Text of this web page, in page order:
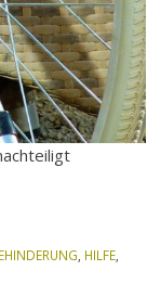
HILFE,